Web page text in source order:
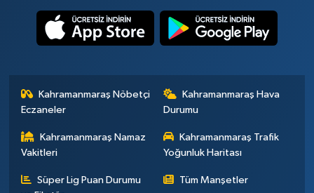
Kahramanmaraş Nöbetçi
Eczaneler
Kahramanmaraş Hava
Durumu
Kahramanmaraş Namaz
Vakitleri
Kahramanmaraş Trafik
Yoğunluk Haritası
Süper Lig Puan Durumu
Tüm Manşetler